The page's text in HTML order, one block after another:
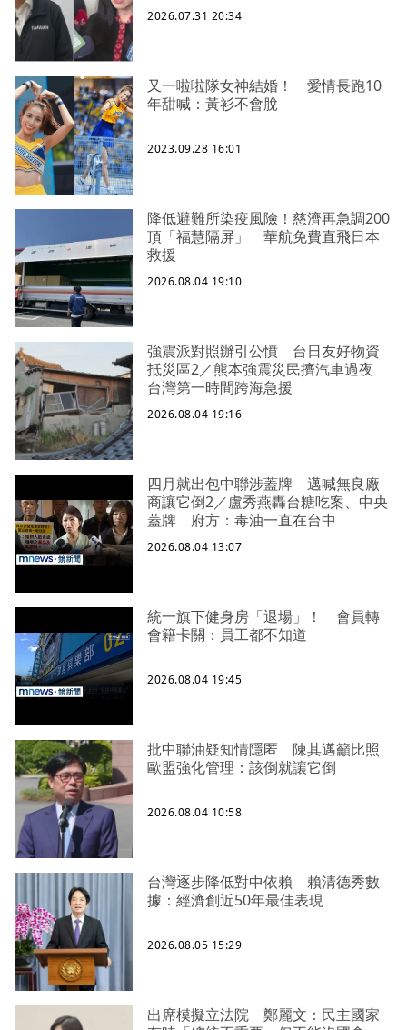
2026.07.31 20:34
又一啦啦隊女神結婚！ 愛情長跑10
年甜喊：黃衫不會脫
2023.09.28 16:01
降低避難所染疫風險！慈濟再急調200
頂「福慧隔屏」 華航免費直飛日本
救援
2026.08.04 19:10
強震派對照辦引公憤 台日友好物資
抵災區2／熊本強震災民擠汽車過夜
台灣第一時間跨海急援
2026.08.04 19:16
四月就出包中聯涉蓋牌 邁喊無良廠
商讓它倒2／盧秀燕轟台糖吃案、中央
蓋牌 府方：毒油一直在台中
2026.08.04 13:07
統一旗下健身房「退場」！ 會員轉
會籍卡關：員工都不知道
2026.08.04 19:45
批中聯油疑知情隱匿 陳其邁籲比照
歐盟強化管理：該倒就讓它倒
2026.08.04 10:58
台灣逐步降低對中依賴 賴清德秀數
據：經濟創近50年最佳表現
2026.08.05 15:29
出席模擬立法院 鄭麗文：民主國家